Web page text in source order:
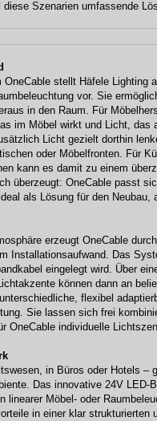
Szenarien umfassende
stellt Häfele Lighting
vor. Sie
in den Raum. Für
im Möbel wirkt und Licht, das
Licht gezielt dorthin
oder Möbelfronten. Für
kann es damit zu einem
überzeugt: OneCable passt
als Lösung für den Neubau,
erzeugt OneCable
Installationsaufwand. Das
eingelegt wird. Über
können dann an
flexibel
Sie lassen sich frei
OneCable individuelle
in Büros oder Hotels –
Das innovative 24V LED-
linearer Möbel- oder
in einer klar strukturierten